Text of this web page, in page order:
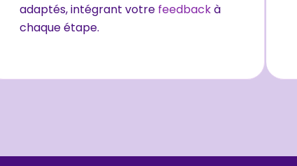
adaptés, intégrant votre feedbackà
chaque étape.